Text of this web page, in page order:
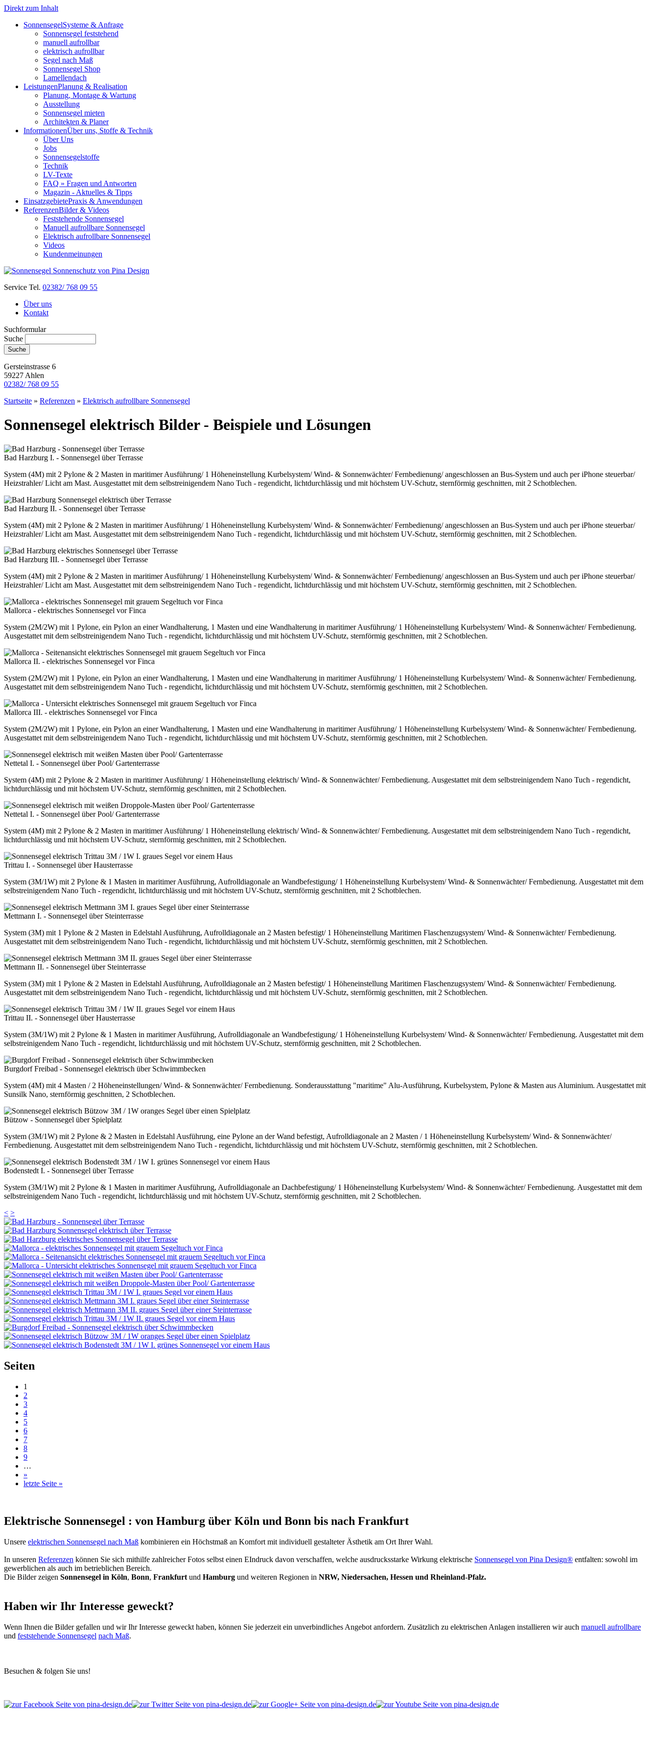
Direkt zum Inhalt
SonnensegelSysteme & Anfrage
Sonnensegel feststehend
manuell aufrollbar
elektrisch aufrollbar
Segel nach Maß
Sonnensegel Shop
Lamellendach
LeistungenPlanung & Realisation
Planung, Montage & Wartung
Ausstellung
Sonnensegel mieten
Architekten & Planer
InformationenÜber uns, Stoffe & Technik
Über Uns
Jobs
Sonnensegelstoffe
Technik
LV-Texte
FAQ » Fragen und Antworten
Magazin - Aktuelles & Tipps
EinsatzgebietePraxis & Anwendungen
ReferenzenBilder & Videos
Feststehende Sonnensegel
Manuell aufrollbare Sonnensegel
Elektrisch aufrollbare Sonnensegel
Videos
Kundenmeinungen
Service Tel. 02382/ 768 09 55
Über uns
Kontakt
Suchformular
Suche
Gersteinstrasse 6
59227 Ahlen
02382/ 768 09 55
Startseite » Referenzen » Elektrisch aufrollbare Sonnensegel
Sonnensegel elektrisch Bilder - Beispiele und Lösungen
Bad Harzburg I. - Sonnensegel über Terrasse
System (4M) mit 2 Pylone & 2 Masten in maritimer Ausführung/ 1 Höheneinstellung Kurbelsystem/ Wind- & Sonnenwächter/ Fernbedienung/ angeschlossen an Bus-System und auch per iPhone steuerbar/
Heizstrahler/ Licht am Mast. Ausgestattet mit dem selbstreinigendem Nano Tuch - regendicht, lichtdurchlässig und mit höchstem UV-Schutz, sternförmig geschnitten, mit 2 Schotblechen.
Bad Harzburg II. - Sonnensegel über Terrasse
System (4M) mit 2 Pylone & 2 Masten in maritimer Ausführung/ 1 Höheneinstellung Kurbelsystem/ Wind- & Sonnenwächter/ Fernbedienung/ angeschlossen an Bus-System und auch per iPhone steuerbar/
Heizstrahler/ Licht am Mast. Ausgestattet mit dem selbstreinigendem Nano Tuch - regendicht, lichtdurchlässig und mit höchstem UV-Schutz, sternförmig geschnitten, mit 2 Schotblechen.
Bad Harzburg III. - Sonnensegel über Terrasse
System (4M) mit 2 Pylone & 2 Masten in maritimer Ausführung/ 1 Höheneinstellung Kurbelsystem/ Wind- & Sonnenwächter/ Fernbedienung/ angeschlossen an Bus-System und auch per iPhone steuerbar/
Heizstrahler/ Licht am Mast. Ausgestattet mit dem selbstreinigendem Nano Tuch - regendicht, lichtdurchlässig und mit höchstem UV-Schutz, sternförmig geschnitten, mit 2 Schotblechen.
Mallorca - elektrisches Sonnensegel vor Finca
System (2M/2W) mit 1 Pylone, ein Pylon an einer Wandhalterung, 1 Masten und eine Wandhalterung in maritimer Ausführung/ 1 Höheneinstellung Kurbelsystem/ Wind- & Sonnenwächter/ Fernbedienung.
Ausgestattet mit dem selbstreinigendem Nano Tuch - regendicht, lichtdurchlässig und mit höchstem UV-Schutz, sternförmig geschnitten, mit 2 Schotblechen.
Mallorca II. - elektrisches Sonnensegel vor Finca
System (2M/2W) mit 1 Pylone, ein Pylon an einer Wandhalterung, 1 Masten und eine Wandhalterung in maritimer Ausführung/ 1 Höheneinstellung Kurbelsystem/ Wind- & Sonnenwächter/ Fernbedienung.
Ausgestattet mit dem selbstreinigendem Nano Tuch - regendicht, lichtdurchlässig und mit höchstem UV-Schutz, sternförmig geschnitten, mit 2 Schotblechen.
Mallorca III. - elektrisches Sonnensegel vor Finca
System (2M/2W) mit 1 Pylone, ein Pylon an einer Wandhalterung, 1 Masten und eine Wandhalterung in maritimer Ausführung/ 1 Höheneinstellung Kurbelsystem/ Wind- & Sonnenwächter/ Fernbedienung.
Ausgestattet mit dem selbstreinigendem Nano Tuch - regendicht, lichtdurchlässig und mit höchstem UV-Schutz, sternförmig geschnitten, mit 2 Schotblechen.
Nettetal I. - Sonnensegel über Pool/ Gartenterrasse
System (4M) mit 2 Pylone & 2 Masten in maritimer Ausführung/ 1 Höheneinstellung elektrisch/ Wind- & Sonnenwächter/ Fernbedienung. Ausgestattet mit dem selbstreinigendem Nano Tuch - regendicht,
lichtdurchlässig und mit höchstem UV-Schutz, sternförmig geschnitten, mit 2 Schotblechen.
Nettetal I. - Sonnensegel über Pool/ Gartenterrasse
System (4M) mit 2 Pylone & 2 Masten in maritimer Ausführung/ 1 Höheneinstellung elektrisch/ Wind- & Sonnenwächter/ Fernbedienung. Ausgestattet mit dem selbstreinigendem Nano Tuch - regendicht,
lichtdurchlässig und mit höchstem UV-Schutz, sternförmig geschnitten, mit 2 Schotblechen.
Trittau I. - Sonnensegel über Hausterrasse
System (3M/1W) mit 2 Pylone & 1 Masten in maritimer Ausführung, Aufrolldiagonale an Wandbefestigung/ 1 Höheneinstellung Kurbelsystem/ Wind- & Sonnenwächter/ Fernbedienung. Ausgestattet mit dem
selbstreinigendem Nano Tuch - regendicht, lichtdurchlässig und mit höchstem UV-Schutz, sternförmig geschnitten, mit 2 Schotblechen.
Mettmann I. - Sonnensegel über Steinterrasse
System (3M) mit 1 Pylone & 2 Masten in Edelstahl Ausführung, Aufrolldiagonale an 2 Masten befestigt/ 1 Höheneinstellung Maritimen Flaschenzugsystem/ Wind- & Sonnenwächter/ Fernbedienung.
Ausgestattet mit dem selbstreinigendem Nano Tuch - regendicht, lichtdurchlässig und mit höchstem UV-Schutz, sternförmig geschnitten, mit 2 Schotblechen.
Mettmann II. - Sonnensegel über Steinterrasse
System (3M) mit 1 Pylone & 2 Masten in Edelstahl Ausführung, Aufrolldiagonale an 2 Masten befestigt/ 1 Höheneinstellung Maritimen Flaschenzugsystem/ Wind- & Sonnenwächter/ Fernbedienung.
Ausgestattet mit dem selbstreinigendem Nano Tuch - regendicht, lichtdurchlässig und mit höchstem UV-Schutz, sternförmig geschnitten, mit 2 Schotblechen.
Trittau II. - Sonnensegel über Hausterrasse
System (3M/1W) mit 2 Pylone & 1 Masten in maritimer Ausführung, Aufrolldiagonale an Wandbefestigung/ 1 Höheneinstellung Kurbelsystem/ Wind- & Sonnenwächter/ Fernbedienung. Ausgestattet mit dem
selbstreinigendem Nano Tuch - regendicht, lichtdurchlässig und mit höchstem UV-Schutz, sternförmig geschnitten, mit 2 Schotblechen.
Burgdorf Freibad - Sonnensegel elektrisch über Schwimmbecken
System (4M) mit 4 Masten / 2 Höheneinstellungen/ Wind- & Sonnenwächter/ Fernbedienung. Sonderausstattung "maritime" Alu-Ausführung, Kurbelsystem, Pylone & Masten aus Aluminium. Ausgestattet mit
Sunsilk Nano, sternförmig geschnitten, 2 Schotblechen.
Bützow - Sonnensegel über Spielplatz
System (3M/1W) mit 2 Pylone & 2 Masten in Edelstahl Ausführung, eine Pylone an der Wand befestigt, Aufrolldiagonale an 2 Masten / 1 Höheneinstellung Kurbelsystem/ Wind- & Sonnenwächter/
Fernbedienung. Ausgestattet mit dem selbstreinigendem Nano Tuch - regendicht, lichtdurchlässig und mit höchstem UV-Schutz, sternförmig geschnitten, mit 2 Schotblechen.
Bodenstedt I. - Sonnensegel über Terrasse
System (3M/1W) mit 2 Pylone & 1 Masten in maritimer Ausführung, Aufrolldiagonale an Dachbefestigung/ 1 Höheneinstellung Kurbelsystem/ Wind- & Sonnenwächter/ Fernbedienung. Ausgestattet mit dem
selbstreinigendem Nano Tuch - regendicht, lichtdurchlässig und mit höchstem UV-Schutz, sternförmig geschnitten, mit 2 Schotblechen.
< >
Seiten
1
2
3
4
5
6
7
8
9
…
»
letzte Seite »
Elektrische Sonnensegel : von Hamburg über Köln und Bonn bis nach Frankfurt
Unsere elektrischen Sonnensegel nach Maß kombinieren ein Höchstmaß an Komfort mit individuell gestalteter Ästhetik am Ort Ihrer Wahl.
In unseren Referenzen können Sie sich mithilfe zahlreicher Fotos selbst einen EIndruck davon verschaffen, welche ausdrucksstarke Wirkung elektrische Sonnensegel von Pina Design® entfalten: sowohl im
gewerblichen als auch im betrieblichen Bereich.
Die Bilder zeigen Sonnensegel in Köln, Bonn, Frankfurt und Hamburg und weiteren Regionen in NRW, Niedersachen, Hessen und Rheinland-Pfalz.
Haben wir Ihr Interesse geweckt?
Wenn Ihnen die Bilder gefallen und wir Ihr Interesse geweckt haben, können Sie jederzeit ein unverbindliches Angebot anfordern. Zusätzlich zu elektrischen Anlagen installieren wir auch manuell aufrollbare
und feststehende Sonnensegel nach Maß.
Besuchen & folgen Sie uns!